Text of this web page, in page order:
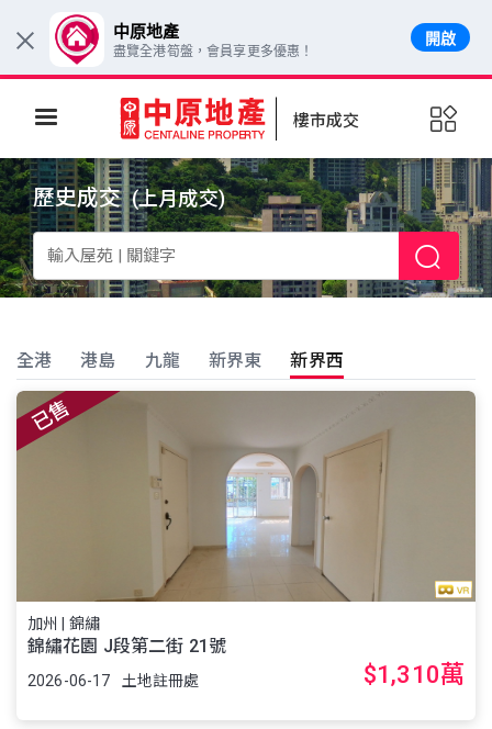
樓市成交
歷史成交 (上月成交)
全港 港島 九龍 新界東 新界西
已售
加州 | 錦繡
錦繡花園 J段第二街 21號
2026-06-17 土地註冊處 $1,310萬
× 中原地產
盡覽全港筍盤，會員享更多優惠！
開啟